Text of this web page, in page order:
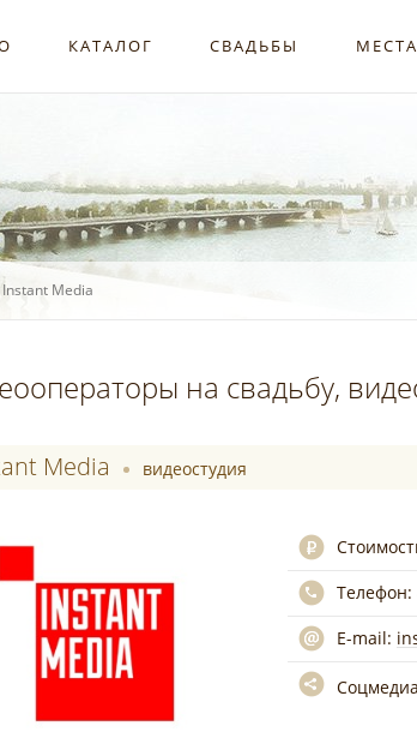
КАТАЛОГ СВАДЬБЫ МЕСТА
Media
на свадьбу,
Media видеостудия
Телефон:
E-mail: